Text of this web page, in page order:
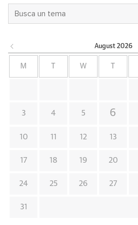
August 2026
M W
3 4 5 6
10 11 12 13
17 18 19 20
24 25 26 27
31